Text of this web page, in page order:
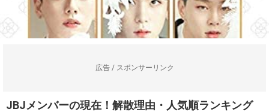
広告 / スポンサーリンク
JBJメンバーの現在！解散理由・人気順ランキング